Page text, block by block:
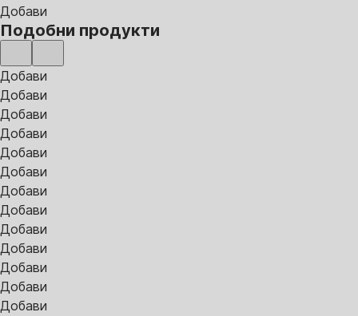
Добави
Подобни продукти
Добави
Добави
Добави
Добави
Добави
Добави
Добави
Добави
Добави
Добави
Добави
Добави
Добави